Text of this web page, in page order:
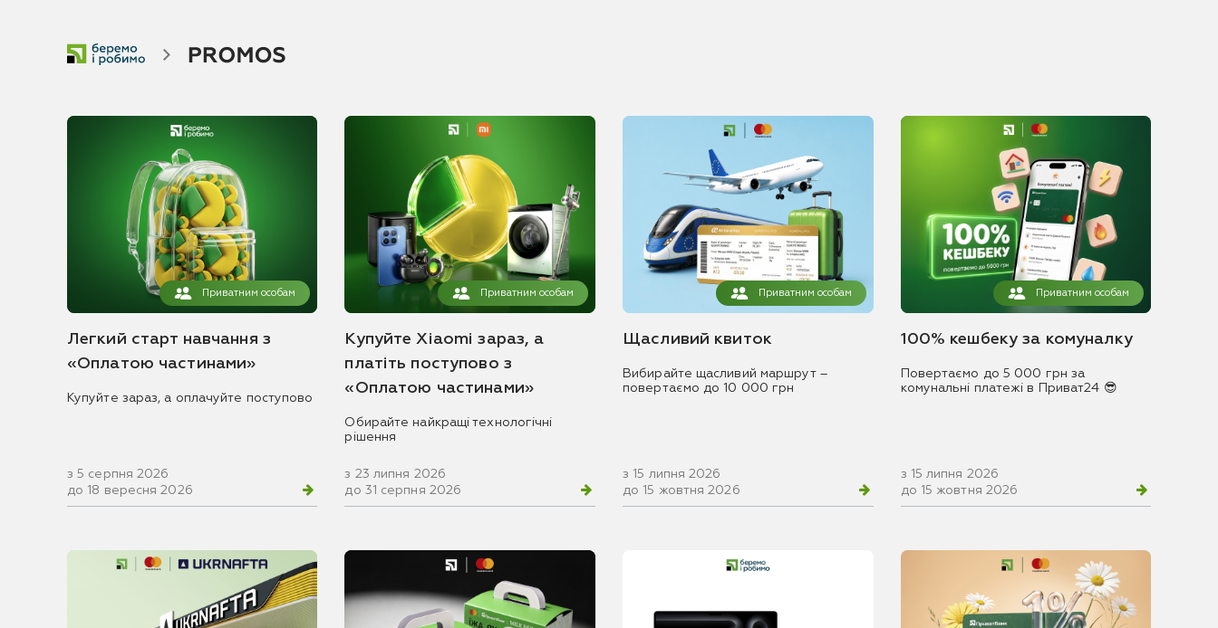
Приватним особам
Легкий старт навчання з
«Оплатою частинами»
Купуйте зараз, а оплачуйте поступово
з 5 серпня 2026
до 18 вересня 2026
Приватним особам
Купуйте Xiaomi зараз, а
платіть поступово з
«Оплатою частинами»
Обирайте найкращі технологічні
рішення
з 23 липня 2026
до 31 серпня 2026
Приватним особам
Щасливий квиток
Вибирайте щасливий маршрут –
повертаємо до 10 000 грн
з 15 липня 2026
до 15 жовтня 2026
Приватним особам
100% кешбеку за комуналку
Повертаємо до 5 000 грн за
комунальні платежі в Приват24 😎
з 15 липня 2026
до 15 жовтня 2026